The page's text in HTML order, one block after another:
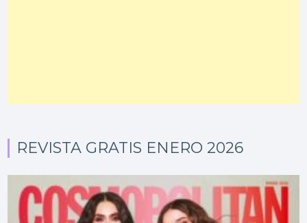
REVISTA GRATIS ENERO 2026